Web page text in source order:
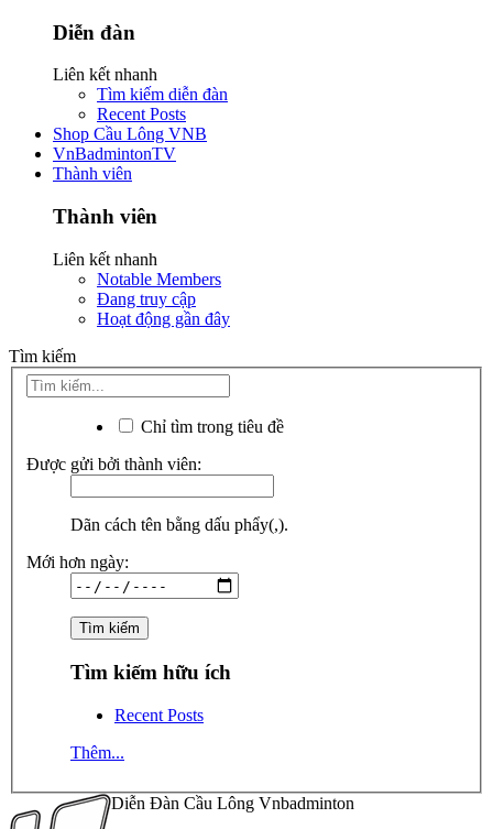
Diễn đàn
Liên kết nhanh
Tìm kiếm diễn đàn
Recent Posts
Shop Cầu Lông VNB
VnBadmintonTV
Thành viên
Thành viên
Liên kết nhanh
Notable Members
Đang truy cập
Hoạt động gần đây
Tìm kiếm
Chỉ tìm trong tiêu đề
Được gửi bởi thành viên:
Dãn cách tên bằng dấu phẩy(,).
Mới hơn ngày:
Tìm kiếm hữu ích
Recent Posts
Thêm...
Diễn Đàn Cầu Lông Vnbadminton